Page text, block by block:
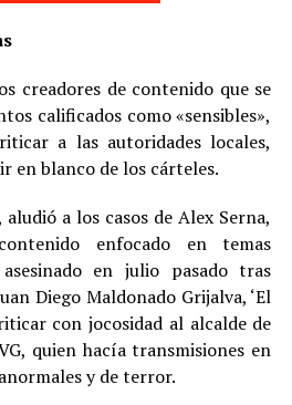
creadores de contenido que se
calificados como «sensibles»,
a las autoridades locales,
en blanco de los cárteles.
a los casos de Alex Serna,
enfocado en temas
en julio pasado tras
Diego Maldonado Grijalva, ‘El
con jocosidad al alcalde de
quien hacía transmisiones en
y de terror.